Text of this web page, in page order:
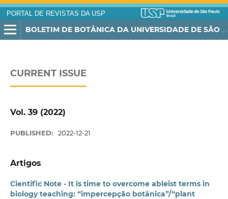
PORTAL DE REVISTAS DA USP
CURRENT ISSUE
Vol. 39 (2022)
PUBLISHED: 2022-12-21
Artigos
Cientific Note - It is time to overcome ableist terms in
biology teaching: “impercepção botânica”/“plant